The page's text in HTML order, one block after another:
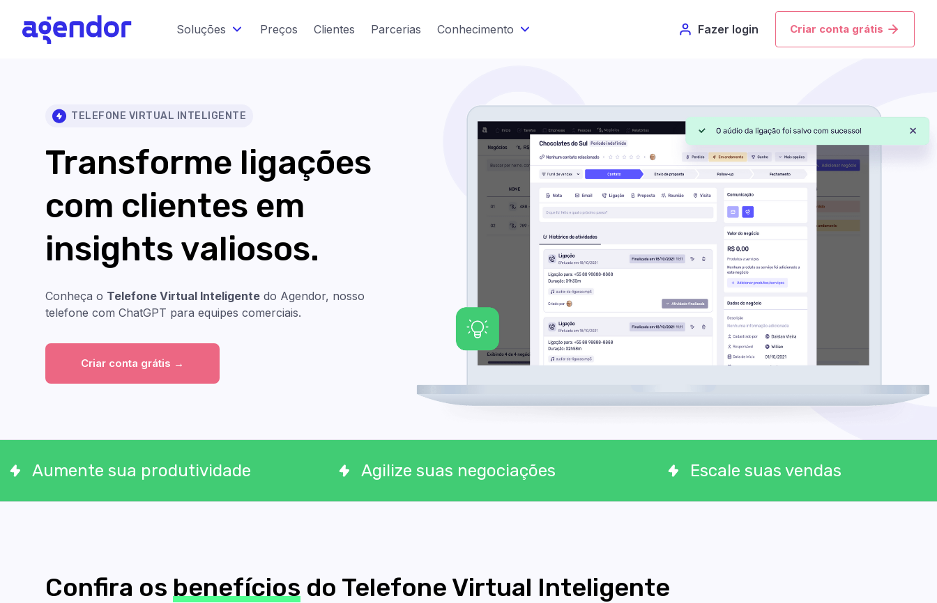
Soluções Preços Clientes Parcerias Conhecimento Fazer login Criar conta grátis
TELEFONE VIRTUAL INTELIGENTE
Transforme ligações
com clientes em
insights valiosos.
Conheça o Telefone Virtual Inteligente do Agendor, nosso
telefone com ChatGPT para equipes comerciais.
Criar conta grátis →
Aumente sua produtividade Agilize suas negociações Escale suas vendas
Confira os benefícios do Telefone Virtual Inteligente